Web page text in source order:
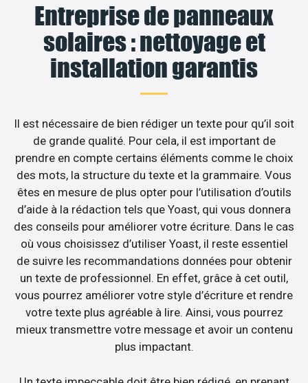
Entreprise de panneaux
solaires : nettoyage et
installation garantis
Il est nécessaire de bien rédiger un texte pour qu’il soit
de grande qualité. Pour cela, il est important de
prendre en compte certains éléments comme le choix
des mots, la structure du texte et la grammaire. Vous
êtes en mesure de plus opter pour l’utilisation d’outils
d’aide à la rédaction tels que Yoast, qui vous donnera
des conseils pour améliorer votre écriture. Dans le cas
où vous choisissez d’utiliser Yoast, il reste essentiel
de suivre les recommandations données pour obtenir
un texte de professionnel. En effet, grâce à cet outil,
vous pourrez améliorer votre style d’écriture et rendre
votre texte plus agréable à lire. Ainsi, vous pourrez
mieux transmettre votre message et avoir un contenu
plus impactant.